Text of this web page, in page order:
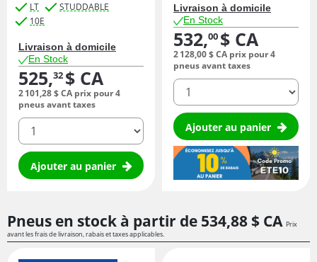
LT
STUDDABLE
10E
Livraison à domicile
En Stock
525,32 $ CA
2 101,28$ CA prix pour 4
pneus avant taxes
quantité
Ajouter au panier
Livraison à domicile
En Stock
532,00 $ CA
2 128,00$ CA prix pour 4
pneus avant taxes
quantité
Ajouter au panier
Pneus en stock à partir de 534,88 $ CA Prix
avant les frais de livraison, rabais et taxes applicables.